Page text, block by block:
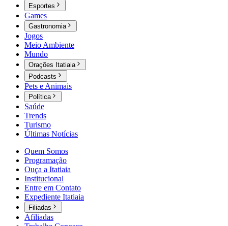
Esportes
Games
Gastronomia
Jogos
Meio Ambiente
Mundo
Orações Itatiaia
Podcasts
Pets e Animais
Política
Saúde
Trends
Turismo
Últimas Notícias
Quem Somos
Programação
Ouça a Itatiaia
Institucional
Entre em Contato
Expediente Itatiaia
Filiadas
Afiliadas